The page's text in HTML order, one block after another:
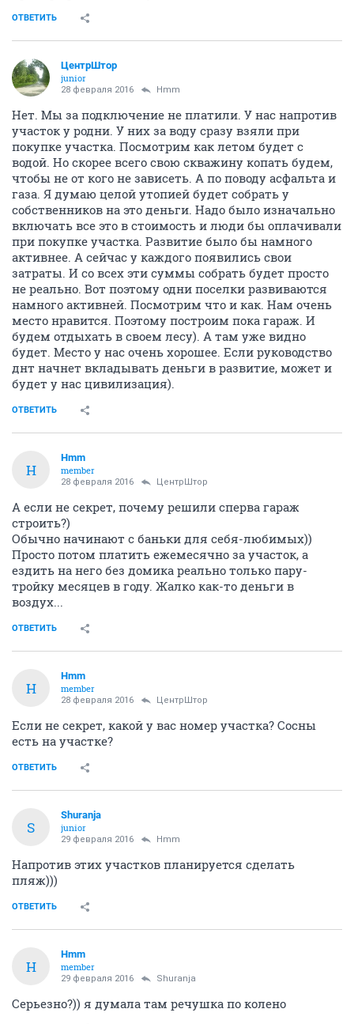
ОТВЕТИТЬ
ЦентрШтор
junior
28 февраля 2016 Hmm
Нет. Мы за подключение не платили. У нас напротив
участок у родни. У них за воду сразу взяли при
покупке участка. Посмотрим как летом будет с
водой. Но скорее всего свою скважину копать будем,
чтобы не от кого не зависеть. А по поводу асфальта и
газа. Я думаю целой утопией будет собрать у
собственников на это деньги. Надо было изначально
включать все это в стоимость и люди бы оплачивали
при покупке участка. Развитие было бы намного
активнее. А сейчас у каждого появились свои
затраты. И со всех эти суммы собрать будет просто
не реально. Вот поэтому одни поселки развиваются
намного активней. Посмотрим что и как. Нам очень
место нравится. Поэтому построим пока гараж. И
будем отдыхать в своем лесу). А там уже видно
будет. Место у нас очень хорошее. Если руководство
днт начнет вкладывать деньги в развитие, может и
будет у нас цивилизация).
ОТВЕТИТЬ
H
Hmm
member
28 февраля 2016 ЦентрШтор
А если не секрет, почему решили сперва гараж
строить?)
Обычно начинают с баньки для себя-любимых))
Просто потом платить ежемесячно за участок, а
ездить на него без домика реально только пару-
тройку месяцев в году. Жалко как-то деньги в
воздух...
ОТВЕТИТЬ
H
Hmm
member
28 февраля 2016 ЦентрШтор
Если не секрет, какой у вас номер участка? Сосны
есть на участке?
ОТВЕТИТЬ
S
Shuranja
junior
29 февраля 2016 Hmm
Напротив этих участков планируется сделать
пляж)))
ОТВЕТИТЬ
H
Hmm
member
29 февраля 2016 Shuranja
Серьезно?)) я думала там речушка по колено